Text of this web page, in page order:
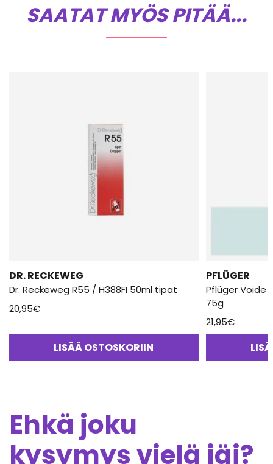
SAATAT MYÖS PITÄÄ...
DR. RECKEWEG
Dr. Reckeweg R55 / H388FI 50ml tipat
20,95€
LISÄÄ OSTOSKORIIN
PFLÜGER
Pflüger Voide
75g
21,95€
Ehkä joku
kysymys vielä jäi?